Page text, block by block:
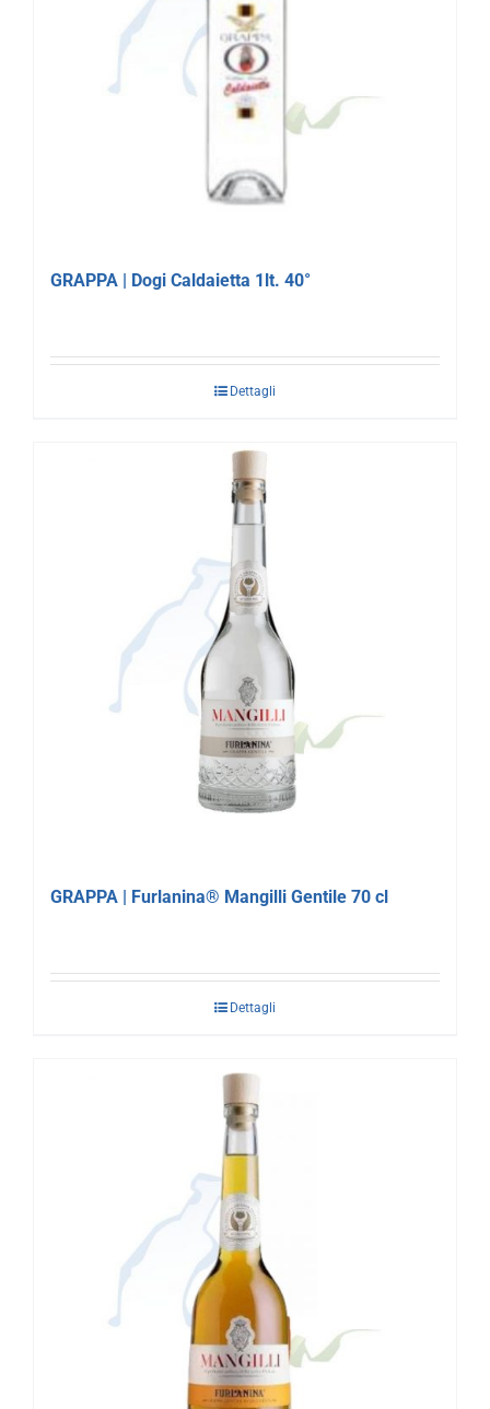
GRAPPA | Dogi Caldaietta 1lt. 40°
Dettagli
GRAPPA | Furlanina® Mangilli Gentile 70 cl
Dettagli